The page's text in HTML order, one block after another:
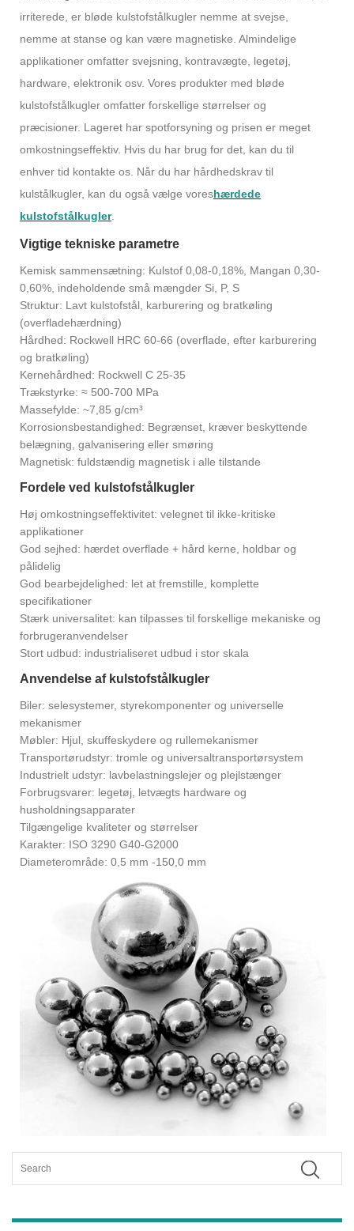
irriterede, er bløde kulstofstålkugler nemme at svejse,
nemme at stanse og kan være magnetiske. Almindelige
applikationer omfatter svejsning, kontravægte, legetøj,
hardware, elektronik osv. Vores produkter med bløde
kulstofstålkugler omfatter forskellige størrelser og
præcisioner. Lageret har spotforsyning og prisen er meget
omkostningseffektiv. Hvis du har brug for det, kan du til
enhver tid kontakte os. Når du har hårdhedskrav til
kulstålkugler, kan du også vælge voreshærdede
kulstofstålkugler.
Vigtige tekniske parametre
Kemisk sammensætning: Kulstof 0,08-0,18%, Mangan 0,30-
0,60%, indeholdende små mængder Si, P, S
Struktur: Lavt kulstofstål, karburering og bratkøling
(overfladehærdning)
Hårdhed: Rockwell HRC 60-66 (overflade, efter karburering
og bratkøling)
Kernehårdhed: Rockwell C 25-35
Trækstyrke: ≈ 500-700 MPa
Massefylde: ~7,85 g/cm³
Korrosionsbestandighed: Begrænset, kræver beskyttende
belægning, galvanisering eller smøring
Magnetisk: fuldstændig magnetisk i alle tilstande
Fordele ved kulstofstålkugler
Høj omkostningseffektivitet: velegnet til ikke-kritiske
applikationer
God sejhed: hærdet overflade + hård kerne, holdbar og
pålidelig
God bearbejdelighed: let at fremstille, komplette
specifikationer
Stærk universalitet: kan tilpasses til forskellige mekaniske og
forbrugeranvendelser
Stort udbud: industrialiseret udbud i stor skala
Anvendelse af kulstofstålkugler
Biler: selesystemer, styrekomponenter og universelle
mekanismer
Møbler: Hjul, skuffeskydere og rullemekanismer
Transportørudstyr: tromle og universaltransportørsystem
Industrielt udstyr: lavbelastningslejer og plejlstænger
Forbrugsvarer: legetøj, letvægts hardware og
husholdningsapparater
Tilgængelige kvaliteter og størrelser
Karakter: ISO 3290 G40-G2000
Diameterområde: 0,5 mm -150,0 mm